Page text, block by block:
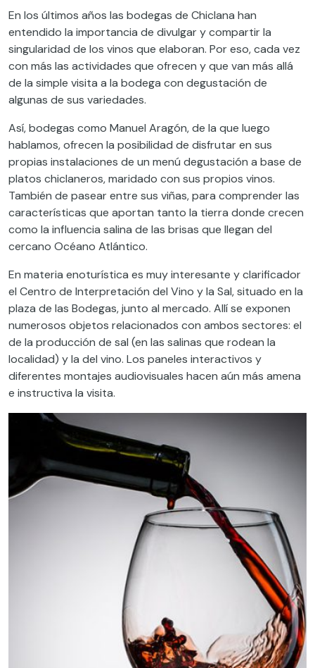
En los últimos años las bodegas de Chiclana han
entendido la importancia de divulgar y compartir la
singularidad de los vinos que elaboran. Por eso, cada vez
con más las actividades que ofrecen y que van más allá
de la simple visita a la bodega con degustación de
algunas de sus variedades.
Así, bodegas como Manuel Aragón, de la que luego
hablamos, ofrecen la posibilidad de disfrutar en sus
propias instalaciones de un menú degustación a base de
platos chiclaneros, maridado con sus propios vinos.
También de pasear entre sus viñas, para comprender las
características que aportan tanto la tierra donde crecen
como la influencia salina de las brisas que llegan del
cercano Océano Atlántico.
En materia enoturística es muy interesante y clarificador
el Centro de Interpretación del Vino y la Sal, situado en la
plaza de las Bodegas, junto al mercado. Allí se exponen
numerosos objetos relacionados con ambos sectores: el
de la producción de sal (en las salinas que rodean la
localidad) y la del vino. Los paneles interactivos y
diferentes montajes audiovisuales hacen aún más amena
e instructiva la visita.